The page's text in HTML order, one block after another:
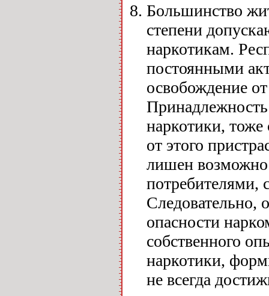
Большинство
степени
наркотикам.
постоянными
освобождение
наркотики, тоже
от этого
лишен
потребителями,
Следовательно,
опасности
собственного
наркотики,
не всегда